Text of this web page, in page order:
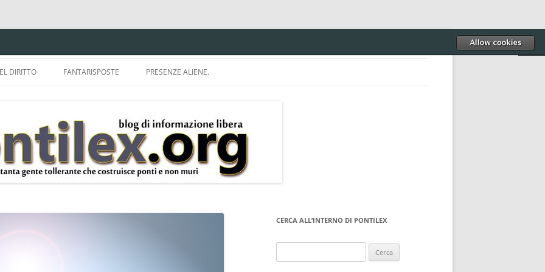
DIRITTO
DELLA LDA 633.
E
FANTARISPOSTE PRESENZE ALIENE.
CERCA ALL’INTERNO DI PONTILEX
per: